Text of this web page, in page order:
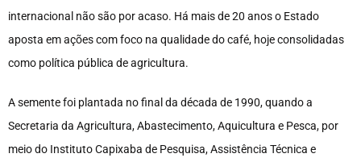
internacional não são por acaso. Há mais de 20 anos o Estado
aposta em ações com foco na qualidade do café, hoje consolidadas
como política pública de agricultura.
A semente foi plantada no final da década de 1990, quando a
Secretaria da Agricultura, Abastecimento, Aquicultura e Pesca, por
meio do Instituto Capixaba de Pesquisa, Assistência Técnica e